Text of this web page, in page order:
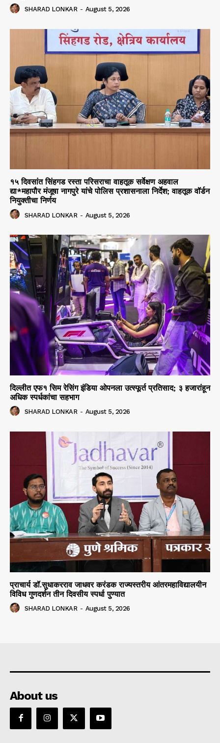
SHARAD LONKAR - August 5, 2026
१५ दिवसांत सिंहगड रस्ता परिसराचा वाहतूक सर्वेक्षण अहवाल
द्या*महापौर मंजूषा नागपुरे यांचे पोलिस प्रशासनाला निर्देश; वाहतूक वॉर्डन
नियुक्तीचा निर्णय
SHARAD LONKAR - August 5, 2026
दिल्लीत एफ१ सिम रेसिंग इंडिया ओपनला उत्स्फूर्त प्रतिसाद; ३ हजारांहून
अधिक स्पर्धकांचा सहभाग
SHARAD LONKAR - August 5, 2026
प्राचार्य डॉ.सुधाकरराव जाधवर करंडक राज्यस्तरीय आंतरमहाविद्यालयीन
विविध गुणदर्शन तीन दिवसीय स्पर्धा पुण्यात
SHARAD LONKAR - August 5, 2026
About us